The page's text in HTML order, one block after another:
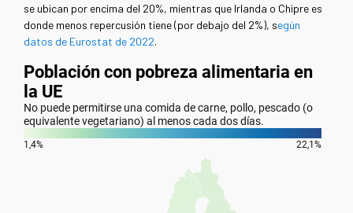
se ubican por encima del 20%, mientras que Irlanda o Chipre es
donde menos repercusión tiene (por debajo del 2%), según
datos de Eurostat de 2022.